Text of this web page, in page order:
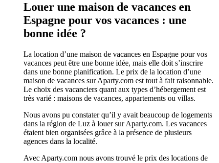
Louer une maison de vacances en
Espagne pour vos vacances : une
bonne idée ?
La location d’une maison de vacances en Espagne pour vos
vacances peut être une bonne idée, mais elle doit s’inscrire
dans une bonne planification. Le prix de la location d’une
maison de vacances sur Aparty.com est tout à fait raisonnable.
Le choix des vacanciers quant aux types d’hébergement est
très varié : maisons de vacances, appartements ou villas.
Nous avons pu constater qu’il y avait beaucoup de logements
dans la région de Luz à louer sur Aparty.com. Les vacances
étaient bien organisées grâce à la présence de plusieurs
agences dans la localité.
Avec Aparty.com nous avons trouvé le prix des locations de